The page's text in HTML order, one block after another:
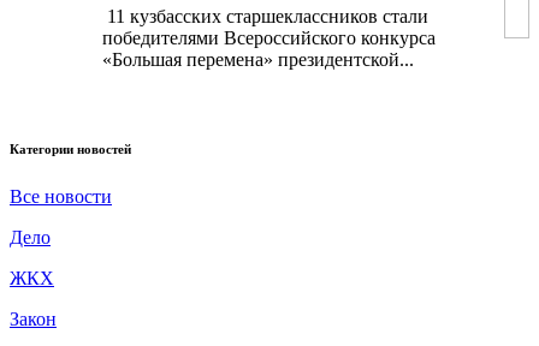
11 кузбасских старшеклассников стали
победителями Всероссийского конкурса
«Большая перемена» президентской...
Категории новостей
Все новости
Дело
ЖКХ
Закон